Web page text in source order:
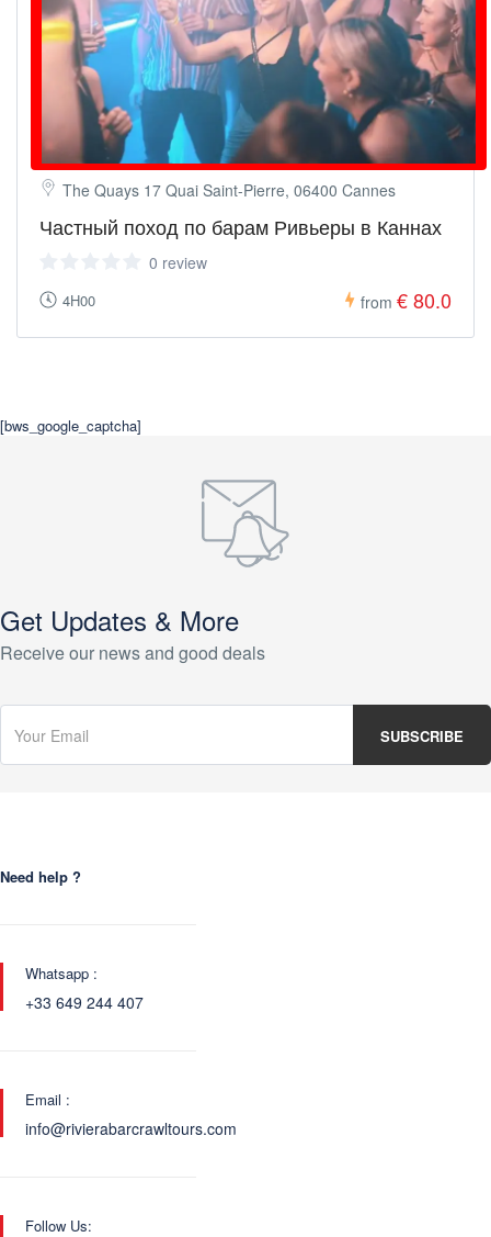
The Quays 17 Quai Saint-Pierre, 06400 Cannes
Частный поход по барам Ривьеры в Каннах
0 review
4H00 from € 80.0
[bws_google_captcha]
Get Updates & More
Receive our news and good deals
Need help ?
Whatsapp :
+33 649 244 407
Email :
info@rivierabarcrawltours.com
Follow Us: